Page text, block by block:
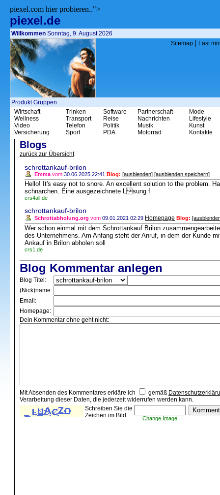
piexel.com hier probieren..">
piexel.de
Willkommen Sonntag, 9. August 2026
Sitemap | Last
Produkt Gruppen
Wirtschaft
Wellness
Video
Versicherung
Trinken
Transport
Telefon
Sport
Software
Reise
Politik
PDA
Partnerschaft
Nachrichten
Musik
Motorrad
Mode
Lifestyle
Kunst
Kontakte
Blogs
zurück zur Übersicht
schrottankauf-brilon
Emma vom 30.06.2025 22:41 Blog: [ausblenden] [ausblenden speichern]
Hello! It's easy not to snore. An excellent solution to the problem.
schnarchen. Eine ausgezeichnete Lsung f
crs4all.de
schrottankauf-brilon
Schrottabholung.org vom 09.01.2021 02:29 Homepage Blog:
Wer schon einmal mit dem Schrottankauf Brilon
des Unternehmens. Am Anfang steht der Anruf, in dem der Kunde
Ankauf in Brilon abholen soll
crs1.de
Blog Kommentar anlegen
Blog Titel:
(Nick)name:
Email:
Homepage:
Dein Kommentar ohne geht nicht:
Mit Absenden des Kommentares erkläre ich gemäß
Verarbeitung dieser Daten, die jederzeit widerrufen werden kann.
Schreiben Sie die
Zeichen im Bild
Change Image